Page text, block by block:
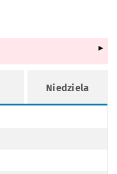
Niedziela
5
6 6
godzinie 6